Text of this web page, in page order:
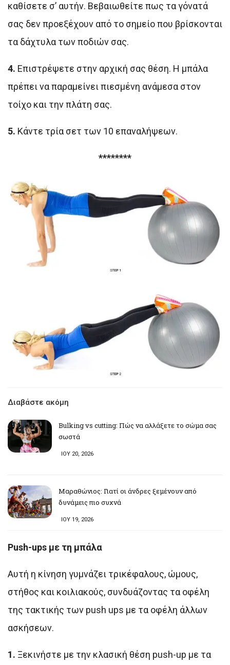
καθίσετε σ’ αυτήν. Βεβαιωθείτε πως τα γόνατά
σας δεν προεξέχουν από το σημείο που βρίσκονται
τα δάχτυλα των ποδιών σας.
4. Επιστρέψετε στην αρχική σας θέση. Η μπάλα
πρέπει να παραμείνει πιεσμένη ανάμεσα στον
τοίχο και την πλάτη σας.
5. Κάντε τρία σετ των 10 επαναλήψεων.
********
Διαβάστε ακόμη
Bulking vs cutting: Πώς να αλλάξετε το σώμα σας
σωστά
ΙΟΥ 20, 2026
Μαραθώνιος: Γιατί οι άνδρες ξεμένουν από
δυνάμεις πιο συχνά
ΙΟΥ 19, 2026
Push-ups με τη μπάλα
Αυτή η κίνηση γυμνάζει τρικέφαλους, ώμους,
στήθος και κοιλιακούς, συνδυάζοντας τα οφέλη
της τακτικής των push ups με τα οφέλη άλλων
ασκήσεων.
1. Ξεκινήστε με την κλασική θέση push-up με τα